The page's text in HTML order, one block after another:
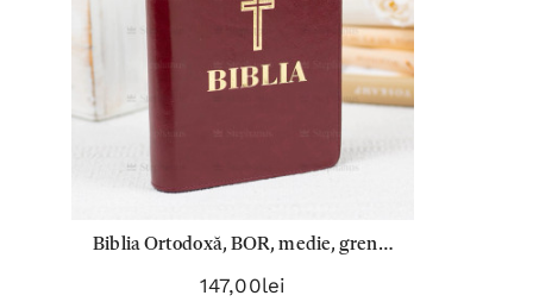
Biblia Ortodoxă, BOR, medie, grena,
cu fermoar, copertă piele ecologică,
147,00lei